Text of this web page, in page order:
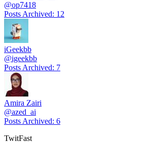
@op7418
Posts Archived: 12
iGeekbb
@igeekbb
Posts Archived: 7
Amira Zairi
@azed_ai
Posts Archived: 6
TwitFast